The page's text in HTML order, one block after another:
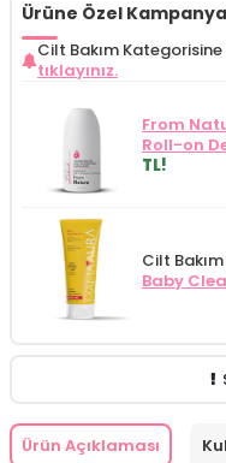
Ürüne Özel
Cilt Bakım Kategorisine
tıklayınız.
From
Roll-on
TL!
Cilt
Baby
Ürün Açıklaması